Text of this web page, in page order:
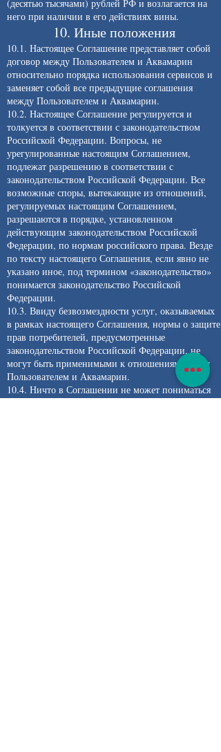
(десятью тысячами) рублей РФ и возлагается на
него при наличии в его действиях вины.
10. Иные положения
10.1. Настоящее Соглашение представляет собой
договор между Пользователем и Аквамарин
относительно порядка использования сервисов и
заменяет собой все предыдущие соглашения
между Пользователем и Аквамарин.
10.2. Настоящее Соглашение регулируется и
толкуется в соответствии с законодательством
Российской Федерации. Вопросы, не
урегулированные настоящим Соглашением,
подлежат разрешению в соответствии с
законодательством Российской Федерации. Все
возможные споры, вытекающие из отношений,
регулируемых настоящим Соглашением,
разрешаются в порядке, установленном
действующим законодательством Российской
Федерации, по нормам российского права. Везде
по тексту настоящего Соглашения, если явно не
указано иное, под термином «законодательство»
понимается законодательство Российской
Федерации.
10.3. Ввиду безвозмездности услуг, оказываемых
в рамках настоящего Соглашения, нормы о защите
прав потребителей, предусмотренные
законодательством Российской Федерации, не
могут быть применимыми к отношениям между
Пользователем и Аквамарин.
10.4. Ничто в Соглашении не может пониматься
как установление между Пользователем и